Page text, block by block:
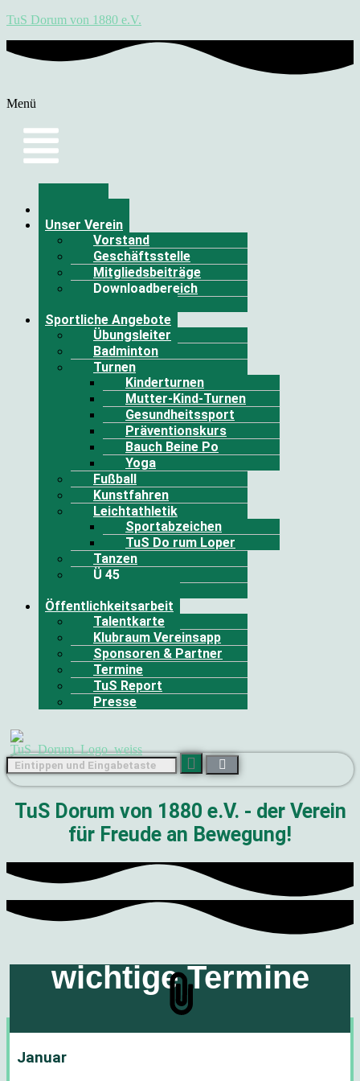
TuS Dorum von 1880 e.V.
Menü
Unser Verein
Vorstand
Geschäftsstelle
Mitgliedsbeiträge
Downloadbereich
Sportliche Angebote
Übungsleiter
Badminton
Turnen
Kinderturnen
Mutter-Kind-Turnen
Gesundheitssport
Präventionskurs
Bauch Beine Po
Yoga
Fußball
Kunstfahren
Leichtathletik
Sportabzeichen
TuS Do rum Loper
Tanzen
Ü 45
Öffentlichkeitsarbeit
Talentkarte
Klubraum Vereinsapp
Sponsoren & Partner
Termine
TuS Report
Presse
TuS Dorum von 1880 e.V. - der Verein
für Freude an Bewegung!
wichtige Termine
Januar